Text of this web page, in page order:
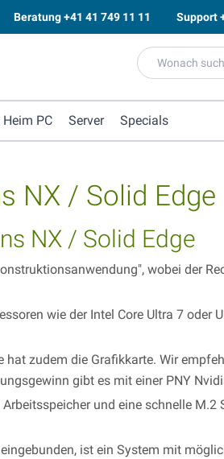
Beratung+41 41 749 11 11 Support
PC Server Specials
NX / Solid Edge
NX / Solid Edge
wobei der
wie der Intel Core Ultra 7 oder
zudem die Grafikkarte. Wir
gibt es mit einer PNY
und eine schnelle
ist ein System mit